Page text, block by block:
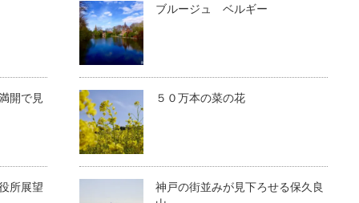
ブルージュ ベルギー
開で見 ５０万本の菜の花
所展望
神戸の街並みが見下ろせる保久良